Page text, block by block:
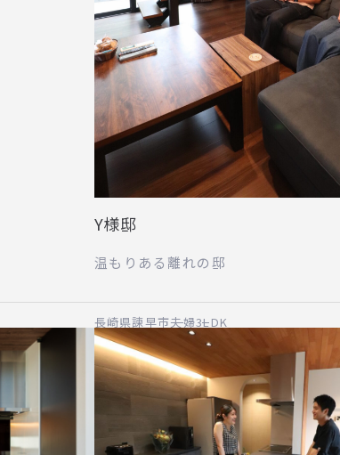
Y様邸
温もりある離れの邸
長崎県諫早市夫婦3LDK